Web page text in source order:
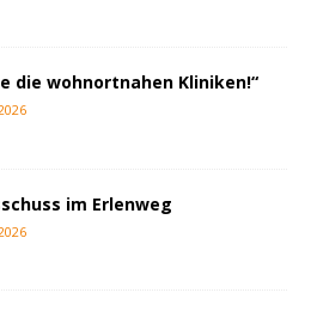
die wohnortnahen Kliniken!“
im Erlenweg